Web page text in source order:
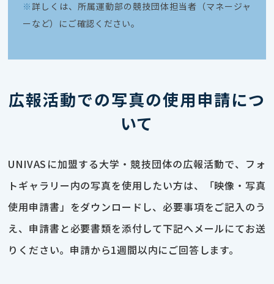
※ 詳しくは、所属運動部の競技団体担当者（マネージャ
ーなど）にご確認ください。
広報活動での写真の使用申請につ
いて
UNIVASに加盟する大学・競技団体の広報活動で、フォ
トギャラリー内の写真を使用したい方は、「映像・写真
使用申請書」をダウンロードし、必要事項をご記入のう
え、申請書と必要書類を添付して下記へメールにてお送
りください。申請から1週間以内にご回答します。